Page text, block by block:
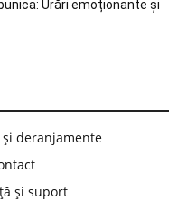
Urări emoționante și
deranjamente
și suport